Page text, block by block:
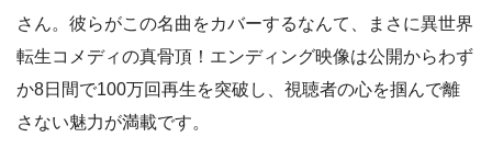
さん。彼らがこの名曲をカバーするなんて、まさに異世界
転生コメディの真骨頂！エンディング映像は公開からわず
か8日間で100万回再生を突破し、視聴者の心を掴んで離
さない魅力が満載です。